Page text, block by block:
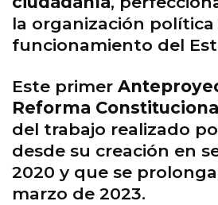
la organización política
funcionamiento del
Este primer
Reforma
del trabajo realizado
desde su creación en
2020 y que se
marzo de 2023.